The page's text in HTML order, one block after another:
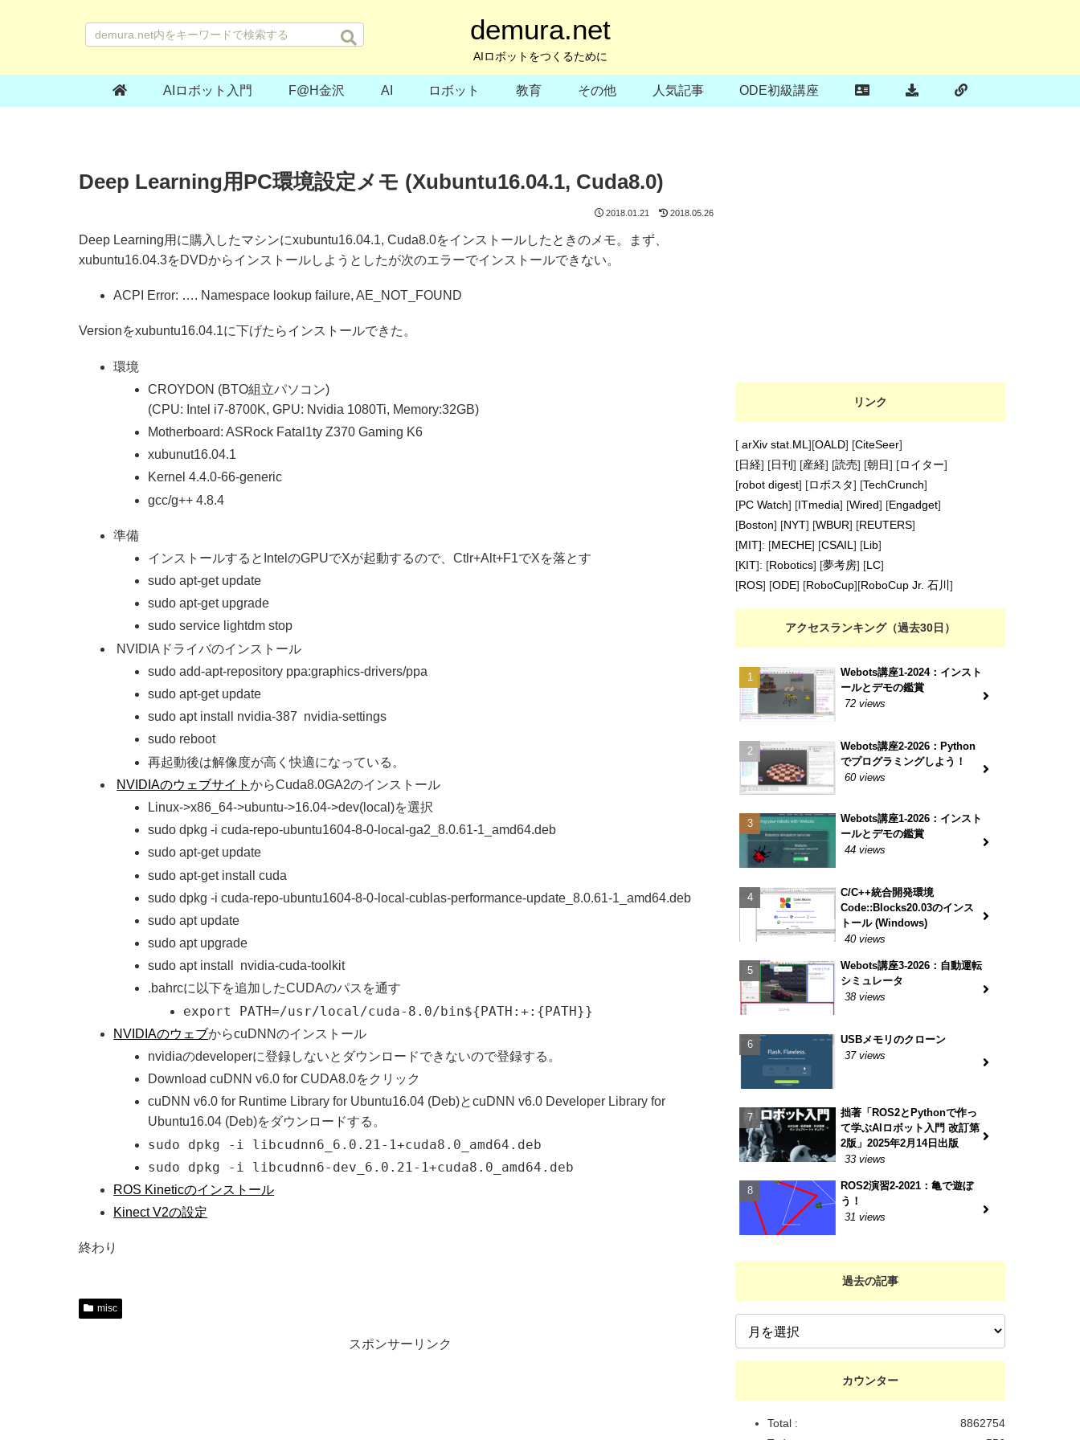
demura.net
AIロボットをつくるために
AIロボット入門 F@H金沢 AI ロボット 教育 その他 人気記事 ODE初級講座
Deep Learning用PC環境設定メモ (Xubuntu16.04.1, Cuda8.0)
2018.01.21 2018.05.26
Deep Learning用に購入したマシンにxubuntu16.04.1, Cuda8.0をインストールしたときのメモ。まず、
xubuntu16.04.3をDVDからインストールしようとしたが次のエラーでインストールできない。
ACPI Error: …. Namespace lookup failure, AE_NOT_FOUND
Versionをxubuntu16.04.1に下げたらインストールできた。
環境
CROYDON (BTO組立パソコン)
(CPU: Intel i7-8700K, GPU: Nvidia 1080Ti, Memory:32GB)
Motherboard: ASRock Fatal1ty Z370 Gaming K6
xubunut16.04.1
Kernel 4.4.0-66-generic
gcc/g++ 4.8.4
準備
インストールするとIntelのGPUでXが起動するので、Ctlr+Alt+F1でXを落とす
sudo apt-get update
sudo apt-get upgrade
sudo service lightdm stop
NVIDIAドライバのインストール
sudo add-apt-repository ppa:graphics-drivers/ppa
sudo apt-get update
sudo apt install nvidia-387 nvidia-settings
sudo reboot
再起動後は解像度が高く快適になっている。
NVIDIAのウェブサイトからCuda8.0GA2のインストール
Linux->x86_64->ubuntu->16.04->dev(local)を選択
sudo dpkg -i cuda-repo-ubuntu1604-8-0-local-ga2_8.0.61-1_amd64.deb
sudo apt-get update
sudo apt-get install cuda
sudo dpkg -i cuda-repo-ubuntu1604-8-0-local-cublas-performance-update_8.0.61-1_amd64.deb
sudo apt update
sudo apt upgrade
sudo apt install nvidia-cuda-toolkit
.bahrcに以下を追加したCUDAのパスを通す
export PATH=/usr/local/cuda-8.0/bin${PATH:+:{PATH}}
NVIDIAのウェブからcuDNNのインストール
nvidiaのdeveloperに登録しないとダウンロードできないので登録する。
Download cuDNN v6.0 for CUDA8.0をクリック
cuDNN v6.0 for Runtime Library for Ubuntu16.04 (Deb)とcuDNN v6.0 Developer Library for
Ubuntu16.04 (Deb)をダウンロードする。
sudo dpkg -i libcudnn6_6.0.21-1+cuda8.0_amd64.deb
sudo dpkg -i libcudnn6-dev_6.0.21-1+cuda8.0_amd64.deb
ROS Kineticのインストール
Kinect V2の設定
終わり
misc
スポンサーリンク
リンク
[ arXiv stat.ML ][OALD] [CiteSeer]
[日経] [日刊 ] [産経] [読売] [朝日] [ロイター]
[robot digest] [ロボスタ] [TechCrunch]
[PC Watch] [ITmedia] [Wired] [Engadget]
[Boston] [NYT] [WBUR] [REUTERS]
[MIT]: [MECHE] [CSAIL ] [Lib]
[KIT]: [Robotics] [夢考房] [LC]
[ROS] [ODE] [RoboCup][RoboCup Jr. 石川 ]
アクセスランキング（過去30日）
Webots講座1-2024：インスト
ールとデモの鑑賞
72 views
Webots講座2-2026：Python
でプログラミングしよう！
60 views
Webots講座1-2026：インスト
ールとデモの鑑賞
44 views
C/C++統合開発環境
Code::Blocks20.03のインス
トール (Windows)
40 views
Webots講座3-2026：自動運転
シミュレータ
38 views
USBメモリのクローン
37 views
拙著「ROS2とPythonで作っ
て学ぶAIロボット入門 改訂第
2版」2025年2月14日出版
33 views
ROS2演習2-2021：亀で遊ぼ
う！
31 views
過去の記事
カウンター
8862754
Total :